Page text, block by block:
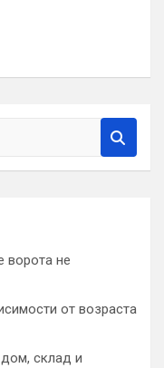
ворота не
от возраста
склад и